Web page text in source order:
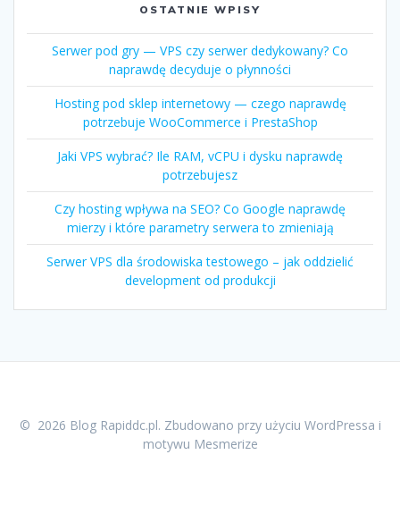
OSTATNIE WPISY
Serwer pod gry — VPS czy serwer dedykowany? Co
naprawdę decyduje o płynności
Hosting pod sklep internetowy — czego naprawdę
potrzebuje WooCommerce i PrestaShop
Jaki VPS wybrać? Ile RAM, vCPU i dysku naprawdę
potrzebujesz
Czy hosting wpływa na SEO? Co Google naprawdę
mierzy i które parametry serwera to zmieniają
Serwer VPS dla środowiska testowego – jak oddzielić
development od produkcji
© 2026 Blog Rapiddc.pl. Zbudowano przy użyciu WordPressa i
motywu Mesmerize